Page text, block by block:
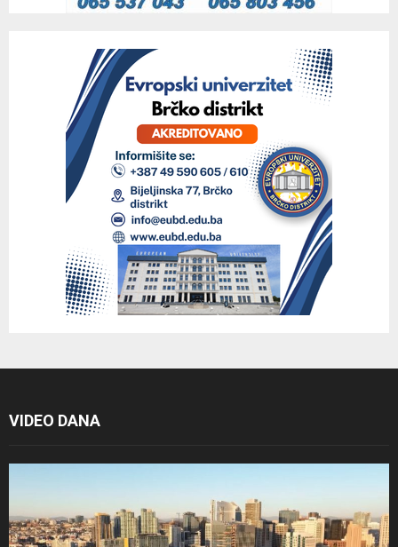
VIDEO DANA